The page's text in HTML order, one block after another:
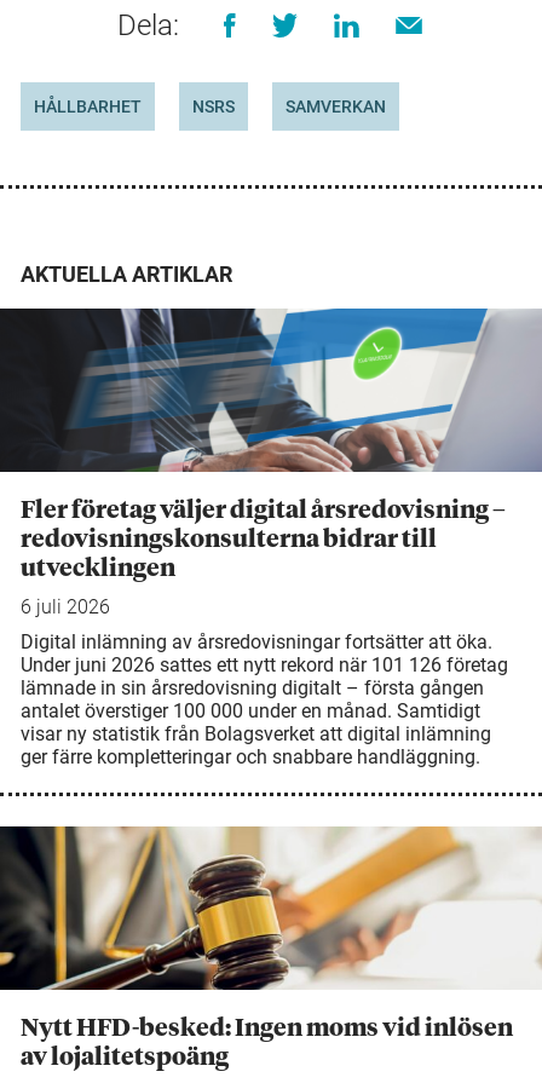
Dela:
HÅLLBARHET NSRS SAMVERKAN
AKTUELLA ARTIKLAR
Fler företag väljer digital årsredovisning –
redovisningskonsulterna bidrar till
utvecklingen
6 juli 2026
Digital inlämning av årsredovisningar fortsätter att öka.
Under juni 2026 sattes ett nytt rekord när 101 126 företag
lämnade in sin årsredovisning digitalt – första gången
antalet överstiger 100 000 under en månad. Samtidigt
visar ny statistik från Bolagsverket att digital inlämning
ger färre kompletteringar och snabbare handläggning.
Nytt HFD-besked: Ingen moms vid inlösen
av lojalitetspoäng